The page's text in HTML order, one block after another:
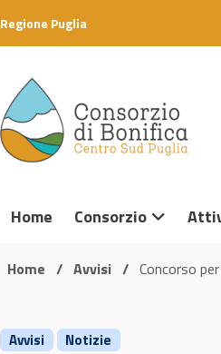
Regione Puglia
Home Consorzio
Home / Avvisi / Concorso
Avvisi Notizie